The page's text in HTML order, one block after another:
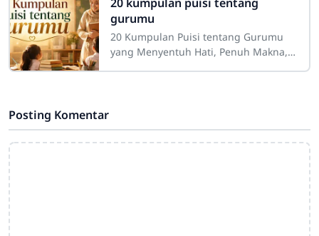
gurumu
20 Kumpulan Puisi tentang Gurumu
yang Menyentuh Hati, Penuh Makna,
Posting Komentar